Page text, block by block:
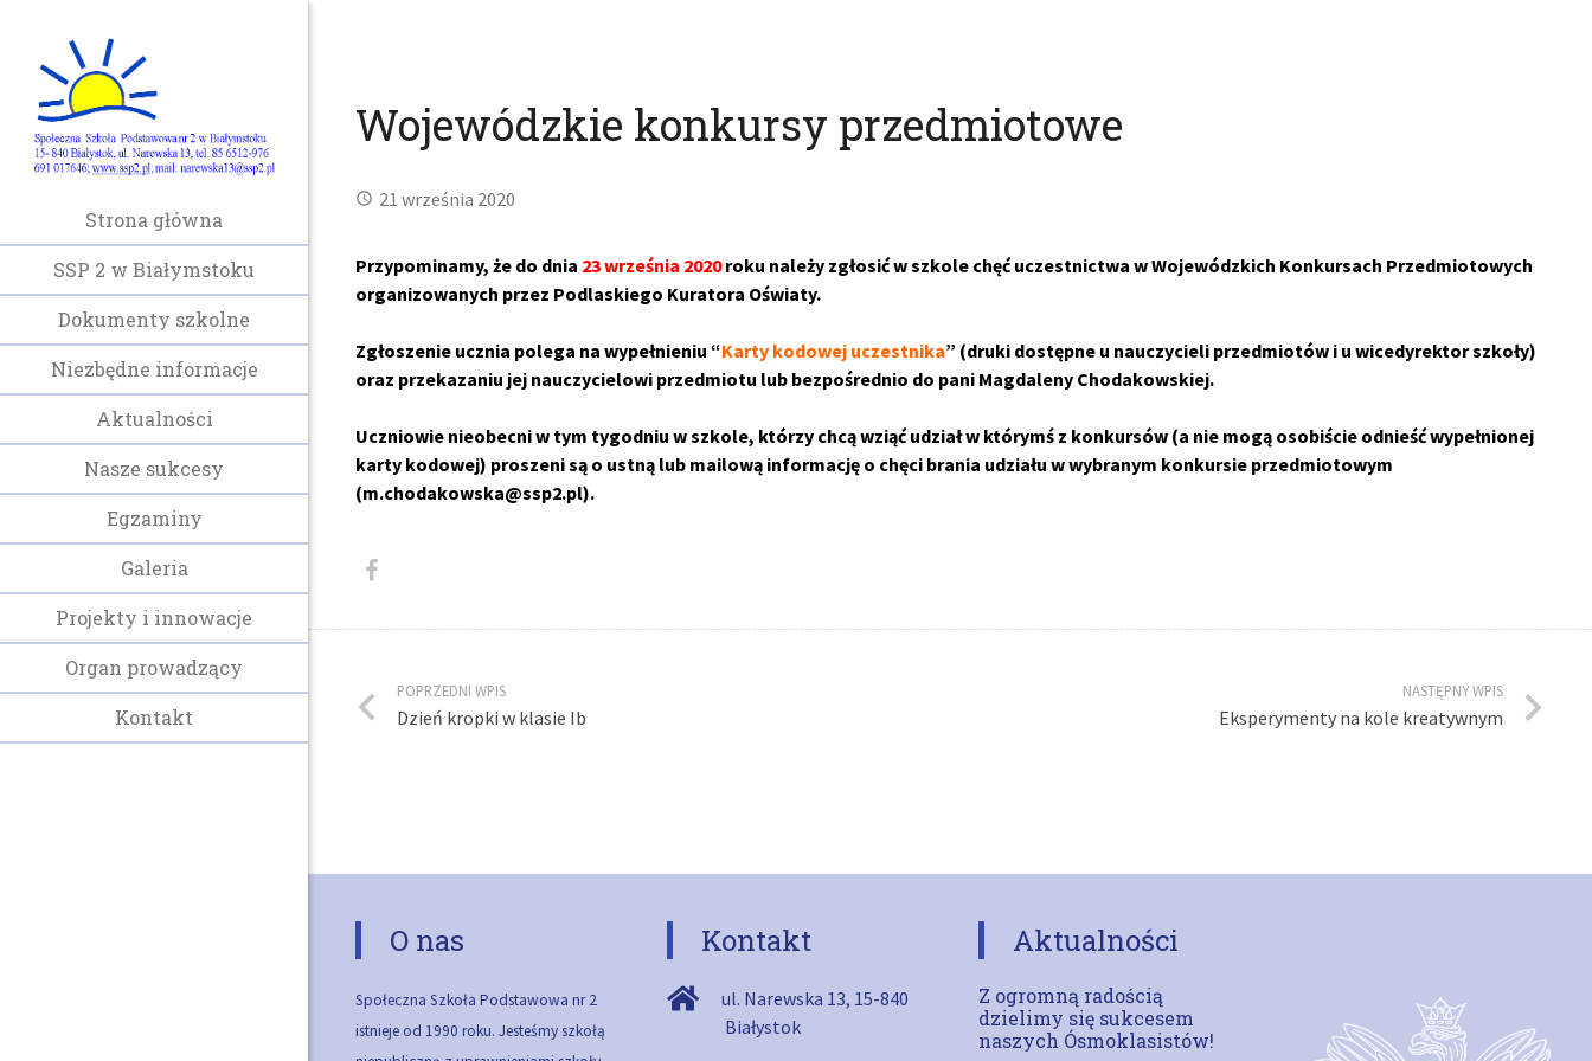
Strona główna
SSP 2 w Białymstoku
Dokumenty szkolne
Niezbędne informacje
Aktualności
Nasze sukcesy
Egzaminy
Galeria
Projekty i innowacje
Organ prowadzący
Kontakt
Wojewódzkie konkursy przedmiotowe
21 września 2020
Przypominamy, że do dnia 23 września 2020roku należy zgłosić w szkole chęć uczestnictwa w Wojewódzkich Konkursach Przedmiotowych
organizowanych przez Podlaskiego Kuratora Oświaty.
Zgłoszenie ucznia polega na wypełnieniu “Karty kodowej uczestnika” (druki dostępne u nauczycieli przedmiotów i u wicedyrektor szkoły)
oraz przekazaniu jej nauczycielowi przedmiotu lub bezpośrednio do pani Magdaleny Chodakowskiej.
Uczniowie nieobecni w tym tygodniu w szkole, którzy chcą wziąć udział w którymś z konkursów (a nie mogą osobiście odnieść wypełnionej
karty kodowej) proszeni są o ustną lub mailową informację o chęci brania udziału w wybranym konkursie przedmiotowym
(m.chodakowska@ssp2.pl).
POPRZEDNI WPIS
Dzień kropki w klasie Ib
NASTĘPNY WPIS
Eksperymenty na kole kreatywnym
O nas
Społeczna Szkoła Podstawowa nr 2
istnieje od 1990 roku. Jesteśmy szkołą
Kontakt
ul. Narewska 13, 15-840
Białystok
Aktualności
Z ogromną radością
dzielimy się sukcesem
naszych Ósmoklasistów!